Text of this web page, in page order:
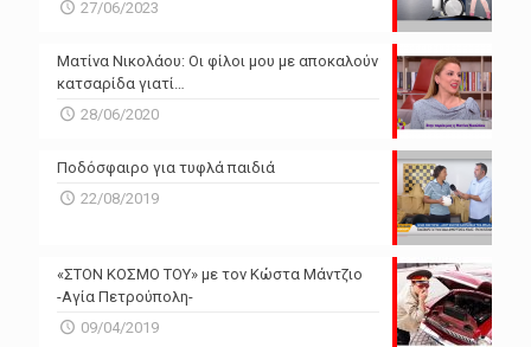
27/06/2023
Ματίνα Νικολάου: Οι φίλοι μου με αποκαλούν
κατσαρίδα γιατί…
28/06/2020
Ποδόσφαιρο για τυφλά παιδιά
22/08/2019
«ΣΤΟΝ ΚΟΣΜΟ ΤΟΥ» με τον Κώστα Μάντζιο
-Αγία Πετρούπολη-
09/04/2019